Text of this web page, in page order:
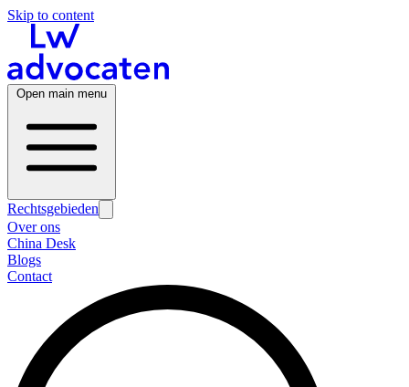
Skip to content
Open main menu
Rechtsgebieden
Over ons
China Desk
Blogs
Contact